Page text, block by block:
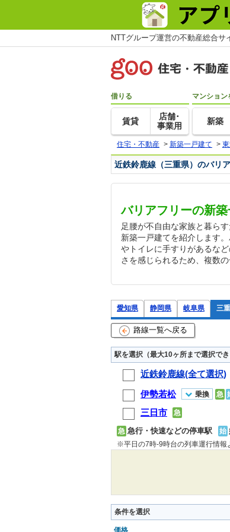
NTTグループ運営の不動産総合サ
借りる
賃貸
店舗･
事業用
マンション
新築
住宅・不動産 > 新築一戸建て >
近鉄鈴鹿線（三重県）のバリ
バリアフリーの新
足腰が不自由な家族と暮ら
新築一戸建てを紹介します
やトイレに手すりがあるな
さを感じられるため、複数
愛知県 静岡県 岐阜県 三
路線一覧へ戻る
駅を選択（最大10ヶ所まで選択でき
近鉄鈴鹿線(全て選択)
伊勢若松
乗換 急
三日市
急
急 急行・快速などの停車駅 始
※平日の7時-9時台の列車運行情報
条件を選択
価格